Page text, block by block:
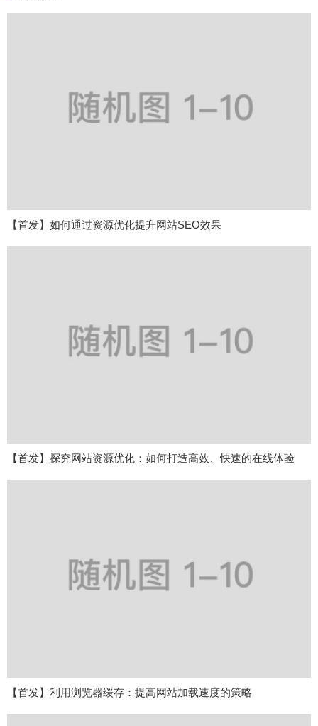
【首发】如何通过资源优化提升网站SEO效果
【首发】探究网站资源优化：如何打造高效、快速的在线体验
【首发】利用浏览器缓存：提高网站加载速度的策略